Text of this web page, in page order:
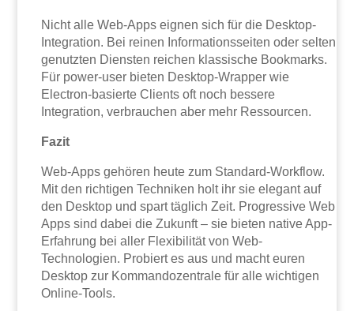
Nicht alle Web-Apps eignen sich für die Desktop-
Integration. Bei reinen Informationsseiten oder selten
genutzten Diensten reichen klassische Bookmarks.
Für power-user bieten Desktop-Wrapper wie
Electron-basierte Clients oft noch bessere
Integration, verbrauchen aber mehr Ressourcen.
Fazit
Web-Apps gehören heute zum Standard-Workflow.
Mit den richtigen Techniken holt ihr sie elegant auf
den Desktop und spart täglich Zeit. Progressive Web
Apps sind dabei die Zukunft – sie bieten native App-
Erfahrung bei aller Flexibilität von Web-
Technologien. Probiert es aus und macht euren
Desktop zur Kommandozentrale für alle wichtigen
Online-Tools.